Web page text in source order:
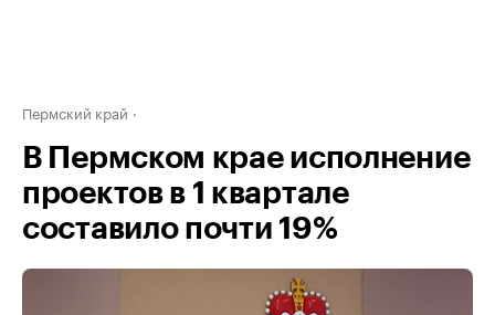
Пермский край
В Пермском крае исполнение
проектов в 1 квартале
составило почти 19%